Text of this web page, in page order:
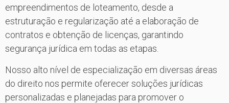
empreendimentos de loteamento, desde a
estruturação e regularização até a elaboração de
contratos e obtenção de licenças, garantindo
segurança jurídica em todas as etapas.
Nosso alto nível de especialização em diversas áreas
do direito nos permite oferecer soluções jurídicas
personalizadas e planejadas para promover o